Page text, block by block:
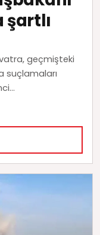
geçmişteki
suçlamaları